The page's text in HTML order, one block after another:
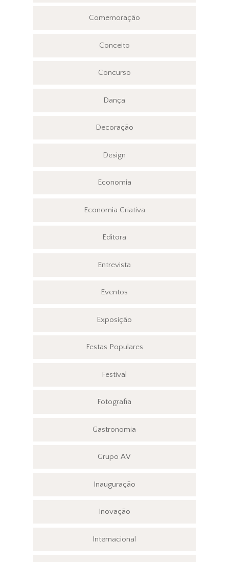
Comemoração
Conceito
Concurso
Dança
Decoração
Design
Economia
Economia Criativa
Editora
Entrevista
Eventos
Exposição
Festas Populares
Festival
Fotografia
Gastronomia
Grupo AV
Inauguração
Inovação
Internacional